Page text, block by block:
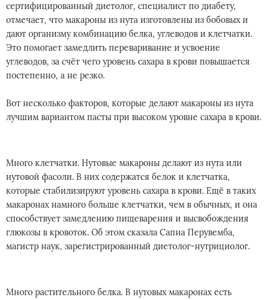
сертифицированный диетолог, специалист по диабету,
отмечает, что макароны из нута изготовлены из бобовых и
дают организму комбинацию белка, углеводов и клетчатки.
Это помогает замедлить переваривание и усвоение
углеводов, за счёт чего уровень сахара в крови повышается
постепенно, а не резко.
Вот несколько факторов, которые делают макароны из нута
лучшим вариантом пасты при высоком уровне сахара в крови.
Много клетчатки. Нутовые макароны делают из нута или
нутовой фасоли. В них содержатся белок и клетчатка,
которые стабилизируют уровень сахара в крови. Ещё в таких
макаронах намного больше клетчатки, чем в обычных, и она
способствует замедлению пищеварения и высвобождения
глюкозы в кровоток. Об этом сказала Сапна Перувемба,
магистр наук, зарегистрированный диетолог-нутрициолог.
Много растительного белка. В нутовых макаронах есть